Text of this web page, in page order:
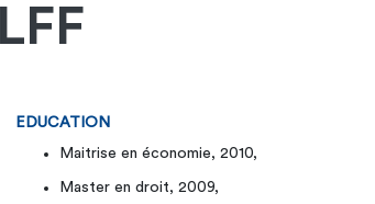
EDUCATION
Maitrise en économie, 2010,
Master en droit, 2009,